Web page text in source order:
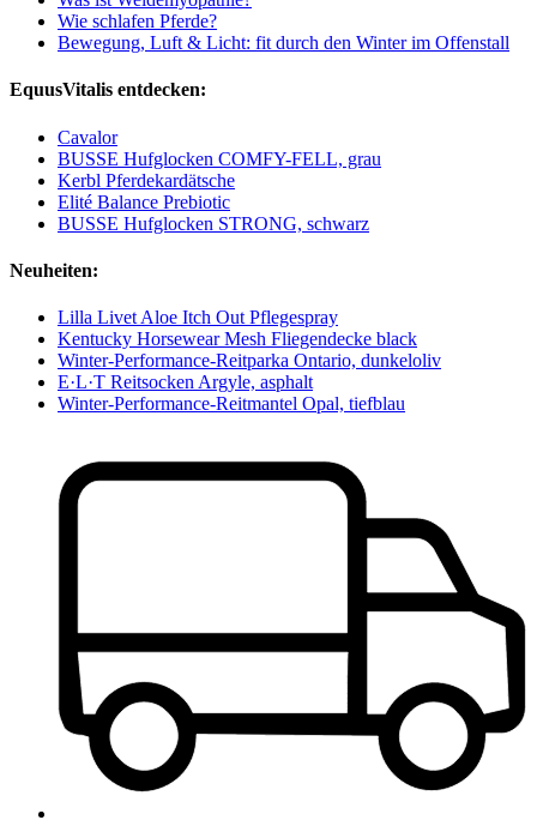
Wie schlafen Pferde?
Bewegung, Luft & Licht: fit durch den Winter im Offenstall
EquusVitalis entdecken:
Cavalor
BUSSE Hufglocken COMFY-FELL, grau
Kerbl Pferdekardätsche
Elité Balance Prebiotic
BUSSE Hufglocken STRONG, schwarz
Neuheiten:
Lilla Livet Aloe Itch Out Pflegespray
Kentucky Horsewear Mesh Fliegendecke black
Winter-Performance-Reitparka Ontario, dunkeloliv
E·L·T Reitsocken Argyle, asphalt
Winter-Performance-Reitmantel Opal, tiefblau